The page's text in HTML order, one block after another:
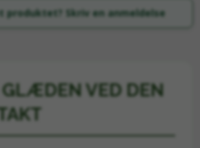
produktet? Skriv en anmeldelse
VED DEN